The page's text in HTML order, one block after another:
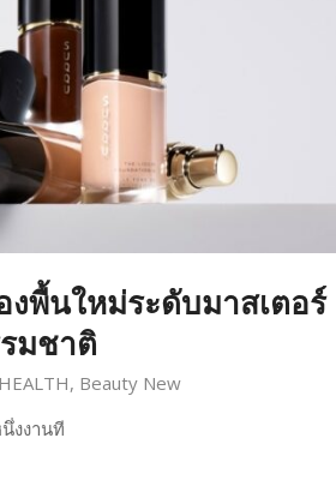
งพื้นใหม่ระดับมาสเตอร์
มชาติ
, Beauty New
งงานที